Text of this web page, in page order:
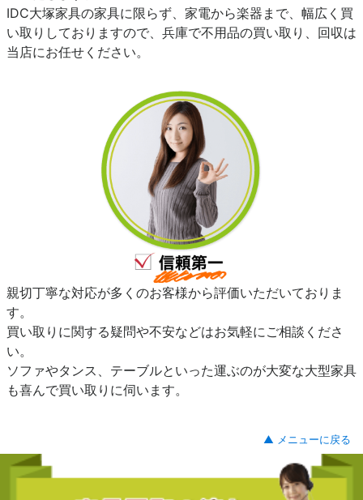
IDC大塚家具の家具に限らず、家電から楽器まで、幅広く買
い取りしておりますので、兵庫で不用品の買い取り、回収は
当店にお任せください。
親切丁寧な対応が多くのお客様から評価いただいておりま
す。
買い取りに関する疑問や不安などはお気軽にご相談くださ
い。
ソファやタンス、テーブルといった運ぶのが大変な大型家具
も喜んで買い取りに伺います。
▲ メニューに戻る